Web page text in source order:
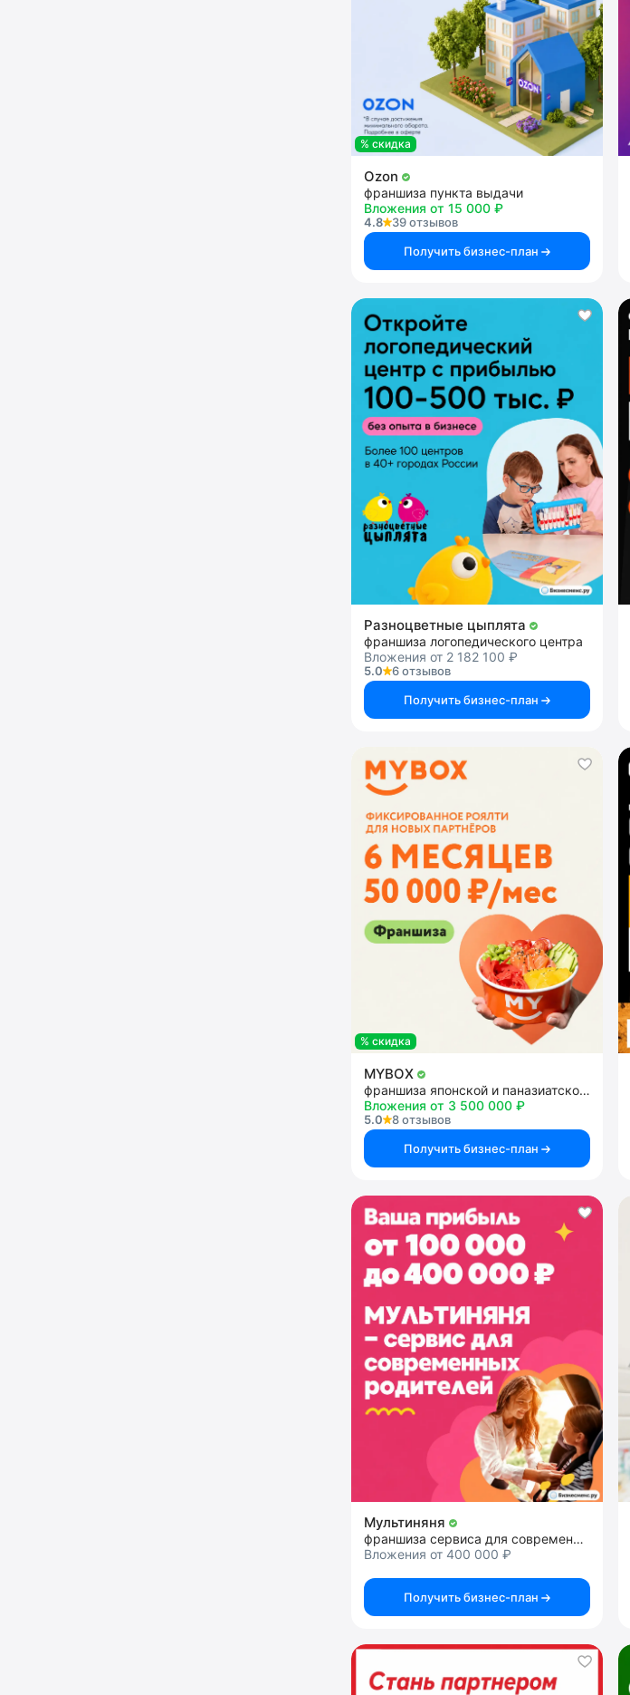
% скидка
Ozon
франшиза пункта выдачи
Вложения от 15 000 ₽
4.8
39 отзывов
Получить бизнес-план
Разноцветные цыплята
франшиза логопедического центра
Вложения от 2 182 100 ₽
5.0
6 отзывов
Получить бизнес-план
% скидка
MYBOX
франшиза японской и паназиатской кухни
Вложения от 3 500 000 ₽
5.0
8 отзывов
Получить бизнес-план
Мультиняня
франшиза сервиса для современных родителей
Вложения от 400 000 ₽
Получить бизнес-план